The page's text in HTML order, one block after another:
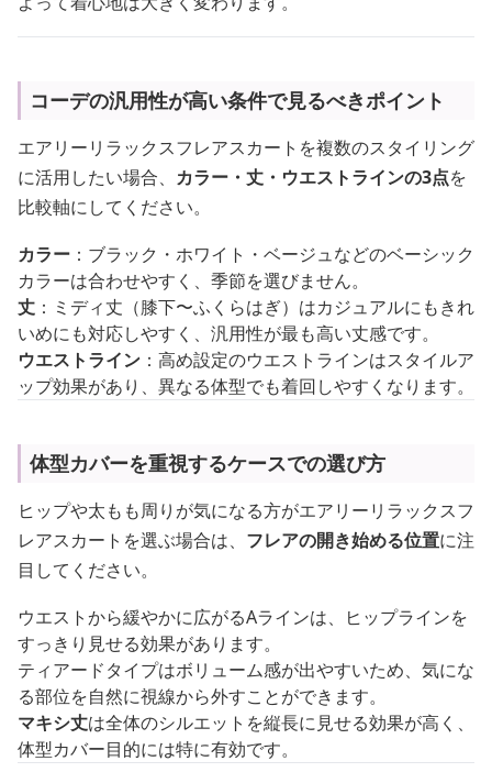
コーデの汎用性が高い条件で見るべきポイント
エアリーリラックスフレアスカートを複数のスタイリング
に活用したい場合、 カラー・丈・ウエストラインの3点を
比較軸にしてください。
カラー ：ブラック・ホワイト・ベージュなどのベーシック
カラーは合わせやすく、季節を選びません。
丈 ：ミディ丈（膝下〜ふくらはぎ）はカジュアルにもきれ
いめにも対応しやすく、汎用性が最も高い丈感です。
ウエストライン ：高め設定のウエストラインはスタイルア
ップ効果があり、異なる体型でも着回しやすくなります。
体型カバーを重視するケースでの選び方
ヒップや太もも周りが気になる方がエアリーリラックスフ
レアスカートを選ぶ場合は、 フレアの開き始める位置に注
目してください。
ウエストから緩やかに広がるAラインは、ヒップラインを
すっきり見せる効果があります。
ティアードタイプはボリューム感が出やすいため、気にな
る部位を自然に視線から外すことができます。
マキシ丈は全体のシルエットを縦長に見せる効果が高く、
体型カバー目的には特に有効です。